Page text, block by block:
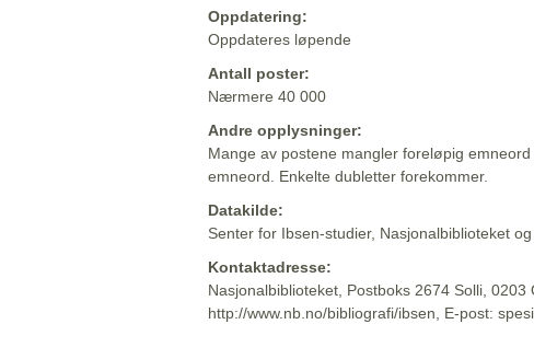
Oppdatering:
Oppdateres løpende
Antall poster:
Nærmere 40 000
Andre opplysninger:
Mange av postene mangler foreløpig
emneord. Enkelte dubletter forekommer.
Datakilde:
Senter for Ibsen-studier, Nasjonalbiblioteket og
Kontaktadresse:
Nasjonalbiblioteket, Postboks 2674 Solli, 0203
http://www.nb.no/bibliografi/ibsen, E-post: